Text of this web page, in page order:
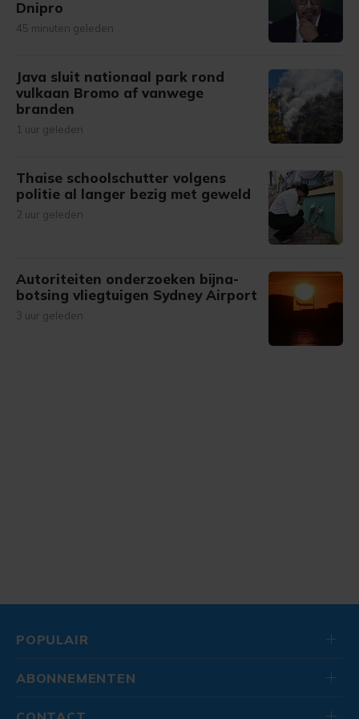
Dnipro
45 minuten geleden
Java sluit nationaal park rond
vulkaan Bromo af vanwege
branden
1 uur geleden
Thaise schoolschutter volgens
politie al langer bezig met geweld
2 uur geleden
Autoriteiten onderzoeken bijna-
botsing vliegtuigen Sydney Airport
3 uur geleden
POPULAIR
ABONNEMENTEN